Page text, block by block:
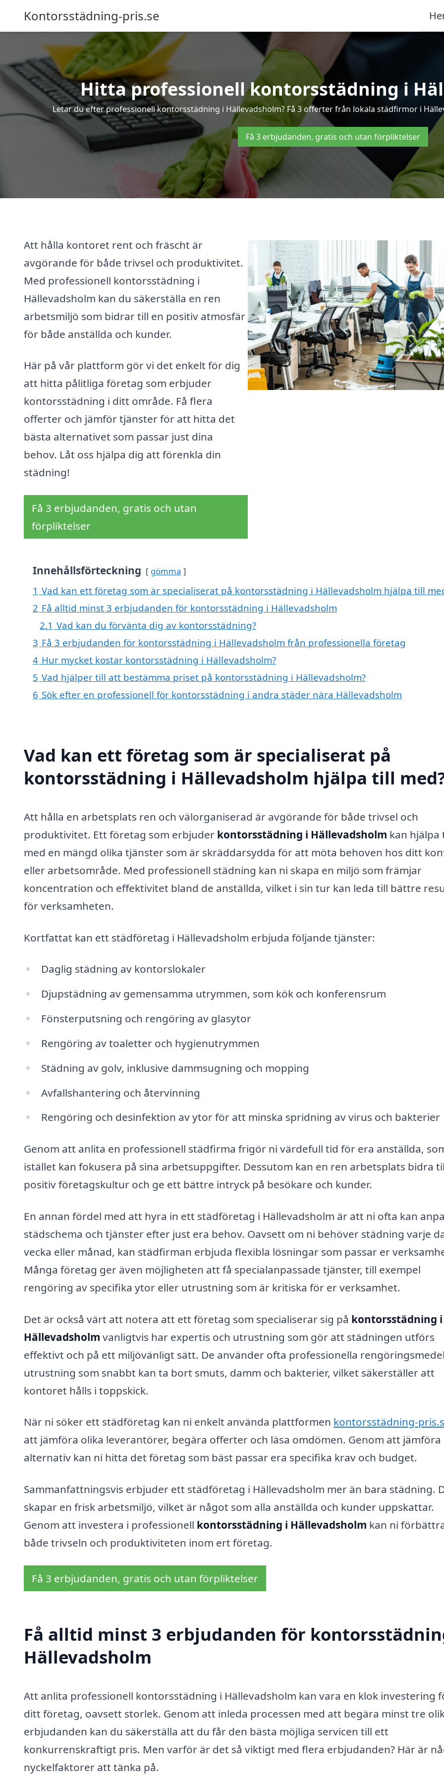
Kontorsstädning-pris.se
Hitta professionell kontorsstädning i
Letar du efter professionell kontorsstädning i Hällevadsholm? Få 3 offerter från lokala städfirmor i
Få 3 erbjudanden, gratis och utan förpliktelser
Att hålla kontoret rent och fräscht är
avgörande för både trivsel och produktivitet.
Med professionell kontorsstädning i
Hällevadsholm kan du säkerställa en ren
arbetsmiljö som bidrar till en positiv atmosfär
för både anställda och kunder.
Här på vår plattform gör vi det enkelt för dig
att hitta pålitliga företag som erbjuder
kontorsstädning i ditt område. Få flera
offerter och jämför tjänster för att hitta det
bästa alternativet som passar just dina
behov. Låt oss hjälpa dig att förenkla din
städning!
Få 3 erbjudanden, gratis och utan
förpliktelser
Innehållsförteckning gömma
1 Vad kan ett företag som är specialiserat på kontorsstädning i Hällevadsholm hjälpa till
2 Få alltid minst 3 erbjudanden för kontorsstädning i Hällevadsholm
2.1 Vad kan du förvänta dig av kontorsstädning?
3 Få 3 erbjudanden för kontorsstädning i Hällevadsholm från professionella företag
4 Hur mycket kostar kontorsstädning i Hällevadsholm?
5 Vad hjälper till att bestämma priset på kontorsstädning i Hällevadsholm?
6 Sök efter en professionell för kontorsstädning i andra städer nära Hällevadsholm
Vad kan ett företag som är specialiserat på
kontorsstädning i Hällevadsholm hjälpa till
Att hålla en arbetsplats ren och välorganiserad är avgörande för både trivsel och
produktivitet. Ett företag som erbjuder kontorsstädning i Hällevadsholm kan hjälpa
med en mängd olika tjänster som är skräddarsydda för att möta behoven hos ditt
eller arbetsområde. Med professionell städning kan ni skapa en miljö som främjar
koncentration och effektivitet bland de anställda, vilket i sin tur kan leda till bättre
för verksamheten.
Kortfattat kan ett städföretag i Hällevadsholm erbjuda följande tjänster:
Daglig städning av kontorslokaler
Djupstädning av gemensamma utrymmen, som kök och konferensrum
Fönsterputsning och rengöring av glasytor
Rengöring av toaletter och hygienutrymmen
Städning av golv, inklusive dammsugning och mopping
Avfallshantering och återvinning
Rengöring och desinfektion av ytor för att minska spridning av virus och bakterier
Genom att anlita en professionell städfirma frigör ni värdefull tid för era anställda,
istället kan fokusera på sina arbetsuppgifter. Dessutom kan en ren arbetsplats bidra
positiv företagskultur och ge ett bättre intryck på besökare och kunder.
En annan fördel med att hyra in ett städföretag i Hällevadsholm är att ni ofta kan
städschema och tjänster efter just era behov. Oavsett om ni behöver städning varje
vecka eller månad, kan städfirman erbjuda flexibla lösningar som passar er
Många företag ger även möjligheten att få specialanpassade tjänster, till exempel
rengöring av specifika ytor eller utrustning som är kritiska för er verksamhet.
Det är också värt att notera att ett företag som specialiserar sig på kontorsstädning i
Hällevadsholm vanligtvis har expertis och utrustning som gör att städningen utförs
effektivt och på ett miljövänligt sätt. De använder ofta professionella
utrustning som snabbt kan ta bort smuts, damm och bakterier, vilket säkerställer att
kontoret hålls i toppskick.
När ni söker ett städföretag kan ni enkelt använda plattformen kontorsstädning-
att jämföra olika leverantörer, begära offerter och läsa omdömen. Genom att jämföra
alternativ kan ni hitta det företag som bäst passar era specifika krav och budget.
Sammanfattningsvis erbjuder ett städföretag i Hällevadsholm mer än bara städning.
skapar en frisk arbetsmiljö, vilket är något som alla anställda och kunder uppskattar.
Genom att investera i professionell kontorsstädning i Hällevadsholm kan ni
både trivseln och produktiviteten inom ert företag.
Få 3 erbjudanden, gratis och utan förpliktelser
Få alltid minst 3 erbjudanden för
Hällevadsholm
Att anlita professionell kontorsstädning i Hällevadsholm kan vara en klok investering
ditt företag, oavsett storlek. Genom att inleda processen med att begära minst tre
erbjudanden kan du säkerställa att du får den bästa möjliga servicen till ett
konkurrenskraftigt pris. Men varför är det så viktigt med flera erbjudanden? Här är
nyckelfaktorer att tänka på.